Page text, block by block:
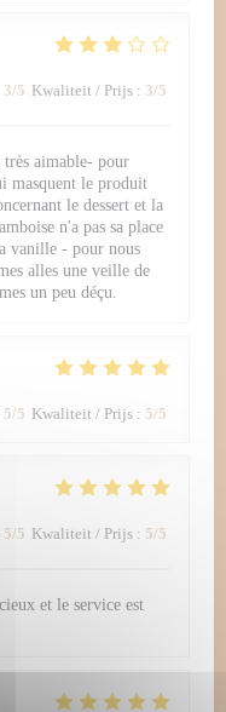
3/5 Kwaliteit / Prijs : 3/5
très aimable- pour
masquent le produit
le dessert et la
n'a pas sa place
vanille - pour nous
alles une veille de
un peu déçu.
5/5 Kwaliteit / Prijs : 5/5
5/5 Kwaliteit / Prijs : 5/5
et le service est